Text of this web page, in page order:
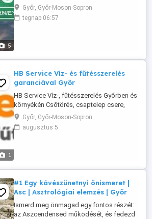
5
folytató egyetemistáknak, főiskolásoknak
nyelvészeti, irodalmi, illetve civilizációs
tárgyakból (ideértve szaknyelvi kurzusok,
"A ...
Győr, Győr-Moson-Sopron
tegnap 06:57
1
HB Service Víz- és fűtésszerelés
garanciával Győr
HB Service Víz-, fűtésszerelés Győrben és
környékén Csőtörés, csaptelep csere,
WC-tartály javítás Duguláselhárítás,
mosdó- és mosógép bekötés Radiátor,
törölközőszárító, bojler, vízmelegítő
Győr, Győr-Moson-Sopron
augusztus 5
#1 Egy kávészünetnyi önismeret |
Asc | Asztrológiai elemzés | Győr
Ismerd meg önmagad egy fontos részét:
az Aszcendensed működését, és fedezd